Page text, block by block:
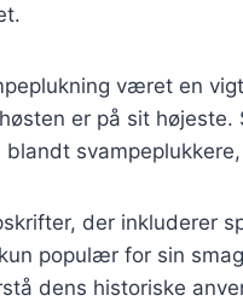
været en
er på sit
der inkluderer
populær for sin
dens historiske